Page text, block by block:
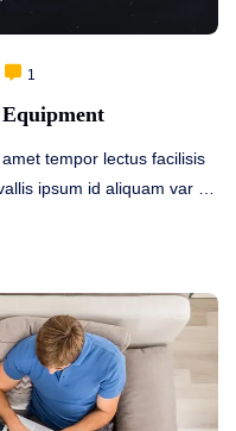
1
tempor lectus facilisis
ipsum id aliquam var …